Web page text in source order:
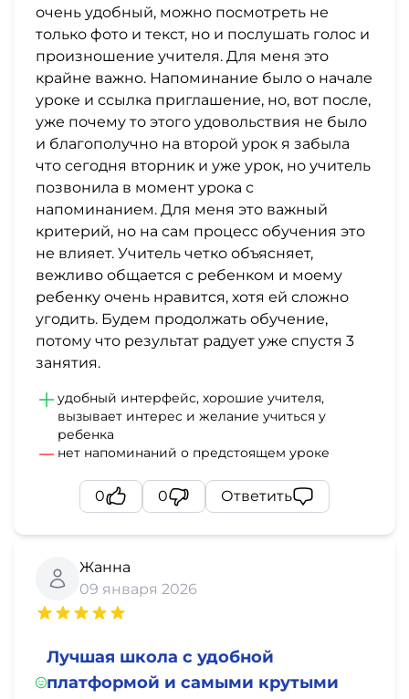
очень удобный, можно посмотреть не
только фото и текст, но и послушать голос и
произношение учителя. Для меня это
крайне важно. Напоминание было о начале
уроке и ссылка приглашение, но, вот после,
уже почему то этого удовольствия не было
и благополучно на второй урок я забыла
что сегодня вторник и уже урок, но учитель
позвонила в момент урока с
напоминанием. Для меня это важный
критерий, но на сам процесс обучения это
не влияет. Учитель четко объясняет,
вежливо общается с ребенком и моему
ребенку очень нравится, хотя ей сложно
угодить. Будем продолжать обучение,
потому что результат радует уже спустя 3
занятия.
удобный интерфейс, хорошие учителя,
вызывает интерес и желание учиться у
ребенка
нет напоминаний о предстоящем уроке
0 0 Ответить
Жанна
09 января 2026
Лучшая школа с удобной
платформой и самыми крутыми